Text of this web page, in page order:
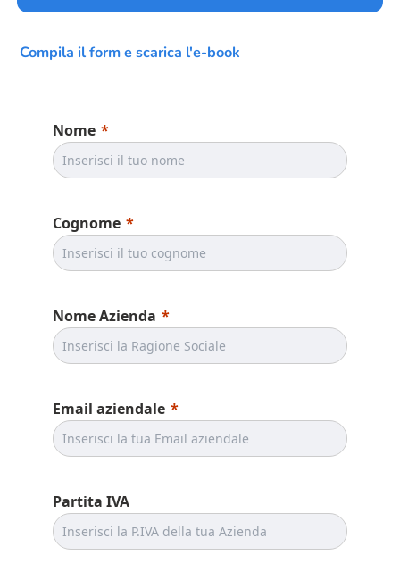
Compila il form e scarica l'e-book
Nome
Cognome
Nome Azienda
Email aziendale
Partita IVA